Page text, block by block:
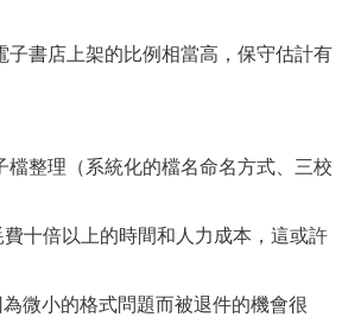
書店上架的比例相當高，保守估計有
整理（系統化的檔名命名方式、三校
十倍以上的時間和人力成本，這或許
微小的格式問題而被退件的機會很